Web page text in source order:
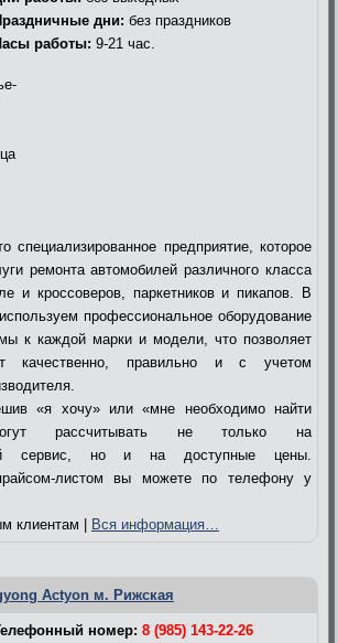
дни: без праздников
работы: 9-21 час.
специализированное предприятие, которое
ремонта автомобилей различного класса
и кроссоверов, паркетников и пикапов. В
профессиональное оборудование
к каждой марки и модели, что позволяет
качественно, правильно и с учетом
«я хочу» или «мне необходимо найти
рассчитывать не только на
сервис, но и на доступные цены.
листом вы можете по телефону у
клиентам | Вся информация…
Actyon м. Рижская
номер: 8 (985) 143-22-26